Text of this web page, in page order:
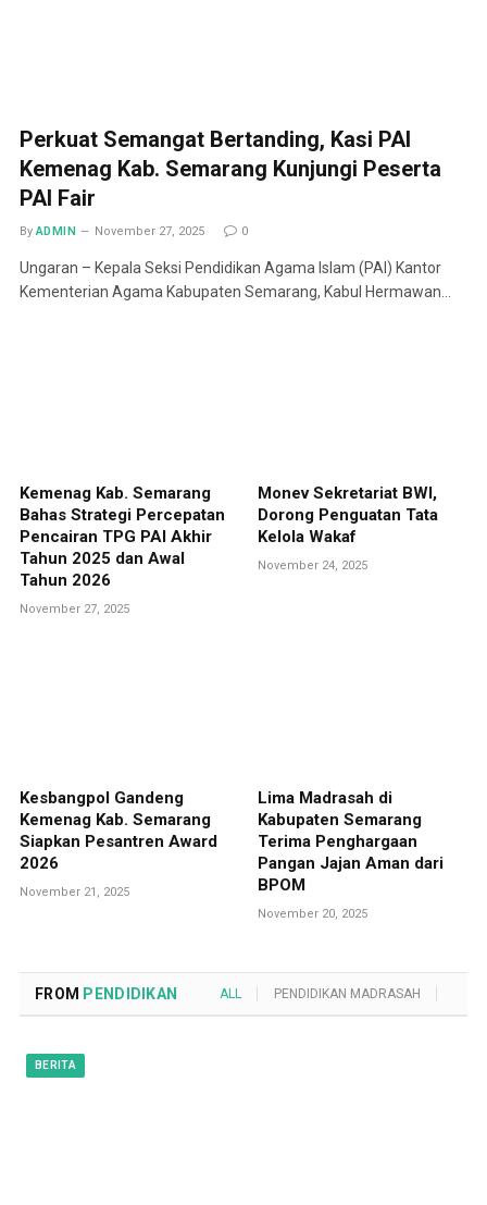
Perkuat Semangat Bertanding, Kasi PAI
Kemenag Kab. Semarang Kunjungi Peserta
PAI Fair
By ADMIN November 27, 2025 0
Ungaran – Kepala Seksi Pendidikan Agama Islam (PAI) Kantor
Kementerian Agama Kabupaten Semarang, Kabul Hermawan…
Kemenag Kab. Semarang
Bahas Strategi Percepatan
Pencairan TPG PAI Akhir
Tahun 2025 dan Awal
Tahun 2026
November 27, 2025
Monev Sekretariat BWI,
Dorong Penguatan Tata
Kelola Wakaf
November 24, 2025
Kesbangpol Gandeng
Kemenag Kab. Semarang
Siapkan Pesantren Award
2026
November 21, 2025
Lima Madrasah di
Kabupaten Semarang
Terima Penghargaan
Pangan Jajan Aman dari
BPOM
November 20, 2025
FROM PENDIDIKAN ALL PENDIDIKAN MADRASAH
BERITA